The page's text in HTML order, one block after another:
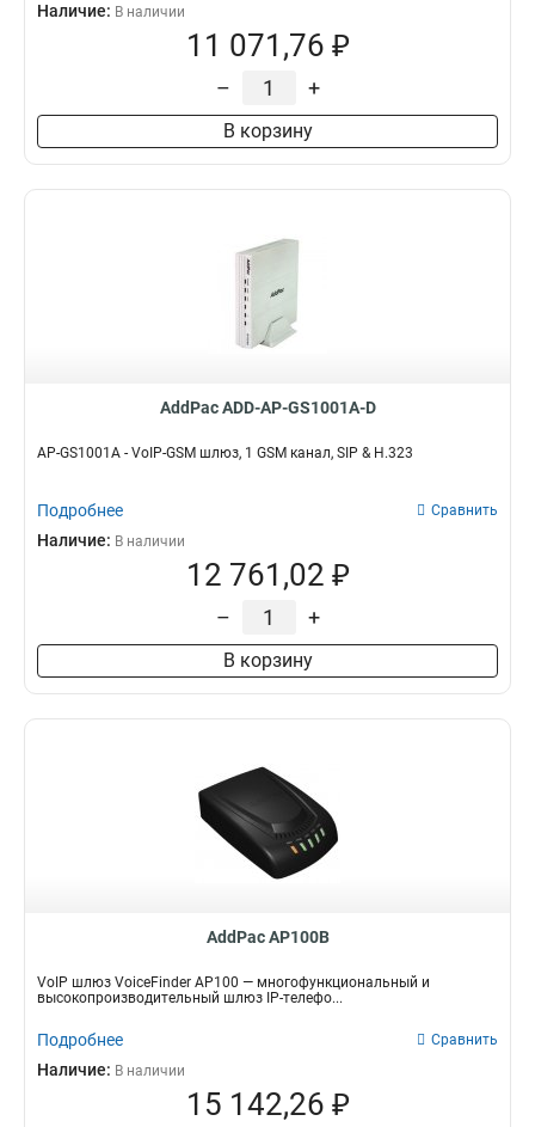
Наличие: В наличии
11 071,76 ₽
– +
В корзину
AddPac ADD-AP-GS1001A-D
AP-GS1001A - VoIP-GSM шлюз, 1 GSM канал, SIP & H.323
Подробнее Сравнить
Наличие: В наличии
12 761,02 ₽
– +
В корзину
AddPac AP100B
VoIP шлюз VoiceFinder AP100 — многофункциональный и
высокопроизводительный шлюз IP-телефо...
Подробнее Сравнить
Наличие: В наличии
15 142,26 ₽